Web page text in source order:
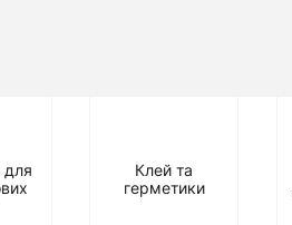
для
Клей та
герметики